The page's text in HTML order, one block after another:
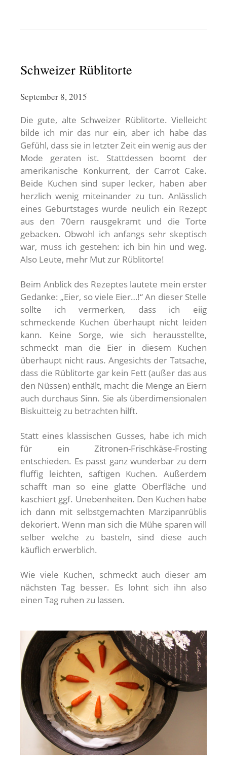
Schweizer Rüblitorte
September 8, 2015
Die gute, alte Schweizer Rüblitorte. Vielleicht
bilde ich mir das nur ein, aber ich habe das
Gefühl, dass sie in letzter Zeit ein wenig aus der
Mode geraten ist. Stattdessen boomt der
amerikanische Konkurrent, der Carrot Cake.
Beide Kuchen sind super lecker, haben aber
herzlich wenig miteinander zu tun. Anlässlich
eines Geburtstages wurde neulich ein Rezept
aus den 70ern rausgekramt und die Torte
gebacken. Obwohl ich anfangs sehr skeptisch
war, muss ich gestehen: ich bin hin und weg.
Also Leute, mehr Mut zur Rüblitorte!
Beim Anblick des Rezeptes lautete mein erster
Gedanke: „Eier, so viele Eier…!“ An dieser Stelle
sollte ich vermerken, dass ich eiig
schmeckende Kuchen überhaupt nicht leiden
kann. Keine Sorge, wie sich herausstellte,
schmeckt man die Eier in diesem Kuchen
überhaupt nicht raus. Angesichts der Tatsache,
dass die Rüblitorte gar kein Fett (außer das aus
den Nüssen) enthält, macht die Menge an Eiern
auch durchaus Sinn. Sie als überdimensionalen
Biskuitteig zu betrachten hilft.
Statt eines klassischen Gusses, habe ich mich
für ein Zitronen-Frischkäse-Frosting
entschieden. Es passt ganz wunderbar zu dem
fluffig leichten, saftigen Kuchen. Außerdem
schafft man so eine glatte Oberfläche und
kaschiert ggf. Unebenheiten. Den Kuchen habe
ich dann mit selbstgemachten Marzipanrüblis
dekoriert. Wenn man sich die Mühe sparen will
selber welche zu basteln, sind diese auch
käuflich erwerblich.
Wie viele Kuchen, schmeckt auch dieser am
nächsten Tag besser. Es lohnt sich ihn also
einen Tag ruhen zu lassen.